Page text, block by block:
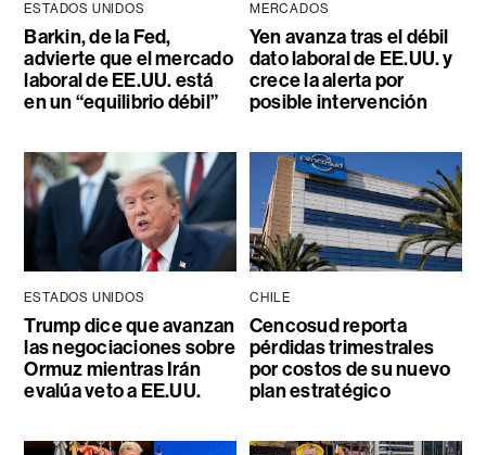
ESTADOS UNIDOS
Barkin, de la Fed,
advierte que el mercado
laboral de EE.UU. está
en un “equilibrio débil”
MERCADOS
Yen avanza tras el débil
dato laboral de EE.UU. y
crece la alerta por
posible intervención
ESTADOS UNIDOS
Trump dice que avanzan
las negociaciones sobre
Ormuz mientras Irán
evalúa veto a EE.UU.
CHILE
Cencosud reporta
pérdidas trimestrales
por costos de su nuevo
plan estratégico